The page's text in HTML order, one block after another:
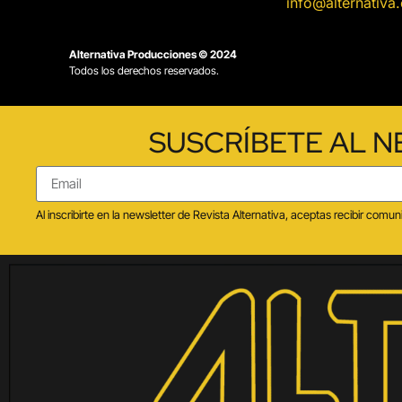
Alternativa Producciones © 2024
Todos los derechos reservados.
SUSCRÍBETE AL
Al inscribirte en la newsletter de Revista Alternativa, aceptas recibir